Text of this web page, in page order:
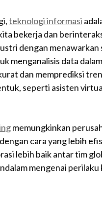
teknologi informasi
bekerja dan
dengan
menganalisis data
dan memprediksi
seperti asisten
memungkinkan
cara yang lebih
lebih baik antar tim
mengenai